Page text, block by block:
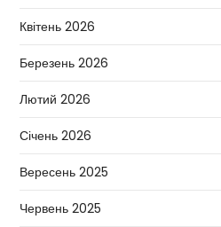
Квітень 2026
Березень 2026
Лютий 2026
Січень 2026
Вересень 2025
Червень 2025